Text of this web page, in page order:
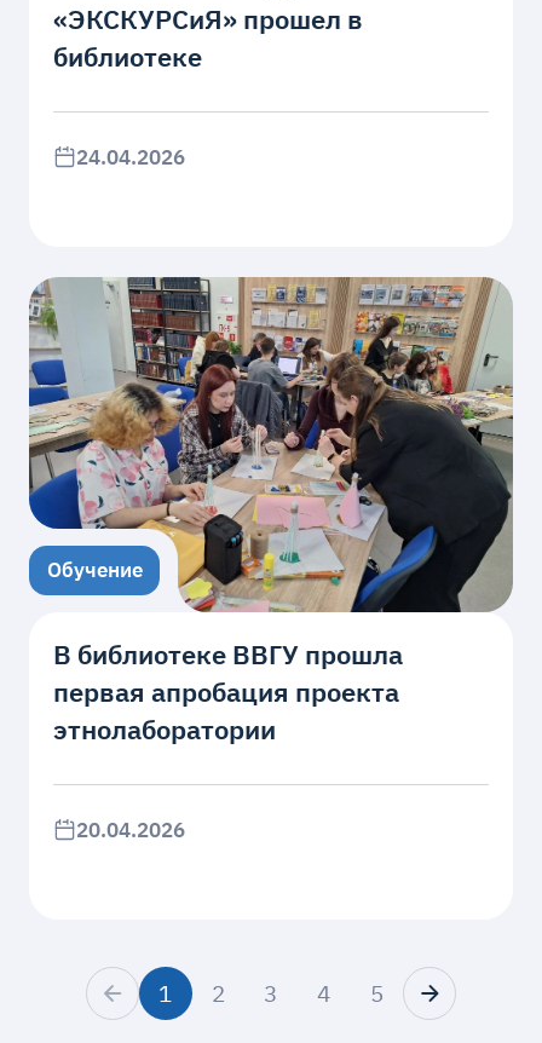
«ЭКСКУРСиЯ» прошел в
библиотеке
24.04.2026
Обучение
В библиотеке ВВГУ прошла
первая апробация проекта
этнолаборатории
20.04.2026
1 2 3 4 5